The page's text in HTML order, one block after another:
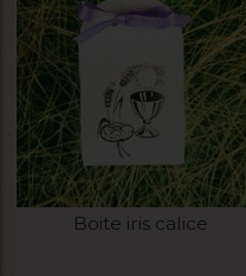
Boite iris calice